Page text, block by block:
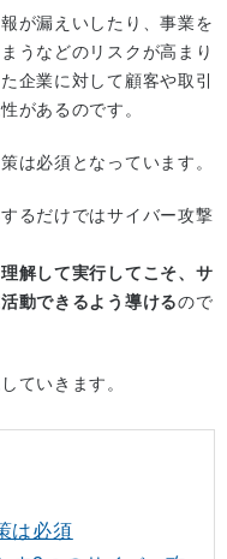
が漏えいしたり、事業を
うなどのリスクが高まり
企業に対して顧客や取引
があるのです。
は必須となっています。
るだけではサイバー攻撃
解して実行してこそ、サ
動できるよう導けるので
ていきます。
は必須